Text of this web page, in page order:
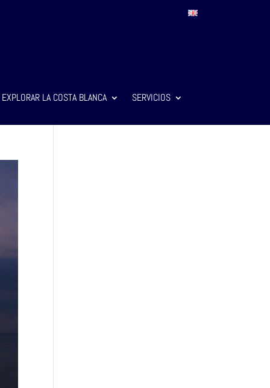
EXPLORAR LA COSTA BLANCA SERVICIOS